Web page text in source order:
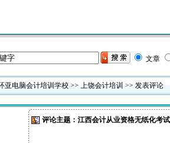
文章
亚电脑会计培训学校 >> 上饶会计培训 >> 发表评论
评论主题：江西会计从业资格无纸化考